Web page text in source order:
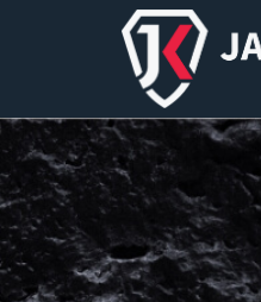
obsah